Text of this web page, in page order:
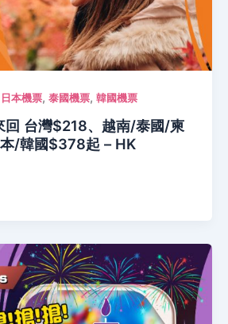
日本機票, 泰國機票, 韓國機票
回 台灣$218、越南/泰國/柬
/韓國$378起 – HK